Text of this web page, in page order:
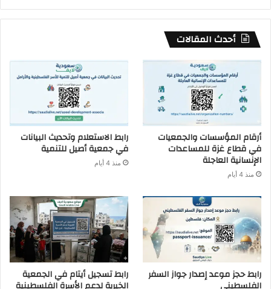
أحدث المقالات
أرقام المؤسسات والجمعيات
في قطاع غزة للمساعدات
الإنسانية العاجلة
منذ 4 أيام
رابط الاستعلام وتحديث البيانات
في جمعية أصيل للتنمية
منذ 4 أيام
رابط حجز موعد إصدار جواز السفر
الفلسطيني
رابط تسجيل أيتام في الجمعية
الخيرية لدعم الأسرة الفلسطينية